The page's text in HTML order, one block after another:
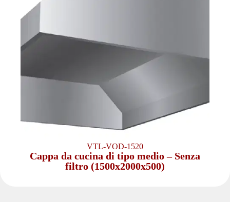
VTL-VOD-1520
Cappa da cucina di tipo medio – Senza
filtro (1500x2000x500)